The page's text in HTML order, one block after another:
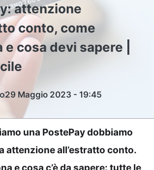
attenzione
conto, come
cosa devi sapere |
29 Maggio 2023 - 19:45
una PostePay dobbiamo
attenzione all’estratto conto.